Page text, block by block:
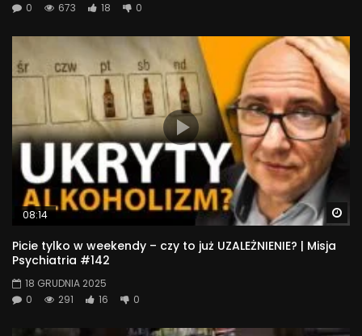
0
673 18 0
08:14
Picie tylko w weekendy – czy to już UZALEŻNIENIE? | Misja
Psychiatria #142
18 GRUDNIA 2025
0
291 16 0